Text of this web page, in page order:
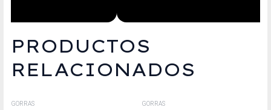
PRODUCTOS
RELACIONADOS
GORRAS GORRAS